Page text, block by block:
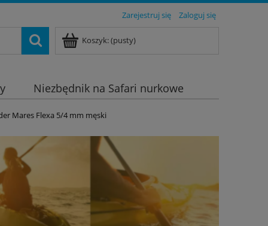
Zarejestruj się Zaloguj się
Koszyk:(pusty)
Niezbędnik na Safari nurkowe
Mares Flexa 5/4 mm męski